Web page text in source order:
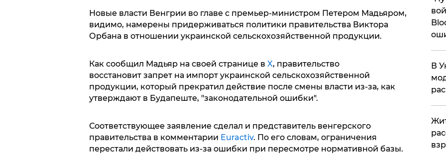
Новые власти Венгрии во главе с премьер-министром Петером Мадьяром,
видимо, намерены придерживаться политики правительства Виктора
Орбана в отношении украинской сельскохозяйственной продукции.
Как сообщил Мадьяр на своей странице в X, правительство
восстановит запрет на импорт украинской сельскохозяйственной
продукции, который прекратил действие после смены власти из-за, как
утверждают в Будапеште, "законодательной ошибки".
Соответствующее заявление сделал и представитель венгерского
правительства в комментарии Euractiv. По его словам, ограничения
перестали действовать из-за ошибки при пересмотре нормативной базы.
В